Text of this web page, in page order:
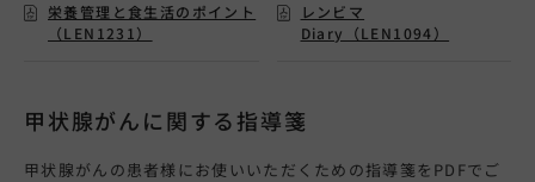
栄養管理と食生活のポイント
（LEN1231）
レンビマ
Diary（LEN1094）
甲状腺がんに関する指導箋
甲状腺がんの患者様にお使いいただくための指導箋をPDFでご